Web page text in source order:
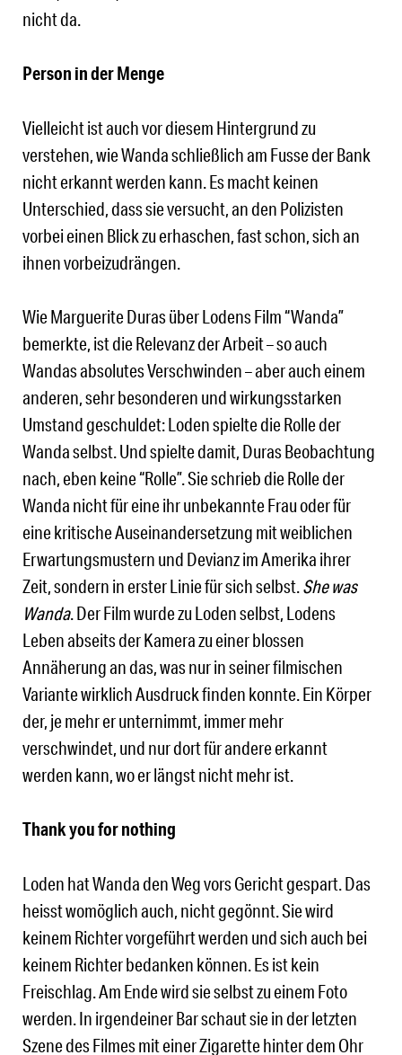
nicht da.
Person in der Menge
Vielleicht ist auch vor diesem Hintergrund zu
verstehen, wie Wanda schließlich am Fusse der Bank
nicht erkannt werden kann. Es macht keinen
Unterschied, dass sie versucht, an den Polizisten
vorbei einen Blick zu erhaschen, fast schon, sich an
ihnen vorbeizudrängen.
Wie Marguerite Duras über Lodens Film “Wanda”
bemerkte, ist die Relevanz der Arbeit – so auch
Wandas absolutes Verschwinden – aber auch einem
anderen, sehr besonderen und wirkungsstarken
Umstand geschuldet: Loden spielte die Rolle der
Wanda selbst. Und spielte damit, Duras Beobachtung
nach, eben keine “Rolle”. Sie schrieb die Rolle der
Wanda nicht für eine ihr unbekannte Frau oder für
eine kritische Auseinandersetzung mit weiblichen
Erwartungsmustern und Devianz im Amerika ihrer
Zeit, sondern in erster Linie für sich selbst.She was
Wanda. Der Film wurde zu Loden selbst, Lodens
Leben abseits der Kamera zu einer blossen
Annäherung an das, was nur in seiner filmischen
Variante wirklich Ausdruck finden konnte. Ein Körper
der, je mehr er unternimmt, immer mehr
verschwindet, und nur dort für andere erkannt
werden kann, wo er längst nicht mehr ist.
Thank you for nothing
Loden hat Wanda den Weg vors Gericht gespart. Das
heisst womöglich auch, nicht gegönnt. Sie wird
keinem Richter vorgeführt werden und sich auch bei
keinem Richter bedanken können. Es ist kein
Freischlag. Am Ende wird sie selbst zu einem Foto
werden. In irgendeiner Bar schaut sie in der letzten
Szene des Filmes mit einer Zigarette hinter dem Ohr